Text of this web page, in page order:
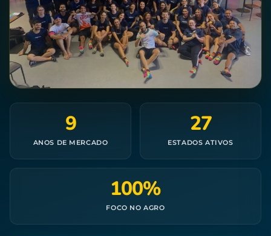
9
ANOS DE MERCADO
27
ESTADOS ATIVOS
100%
FOCO NO AGRO